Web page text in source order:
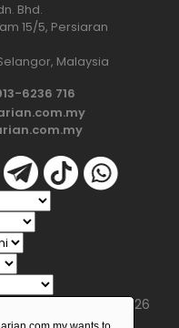
Bhd.
15/5, Persiaran
Malaysia
6236 716
Group • © 2026
Karangkraf